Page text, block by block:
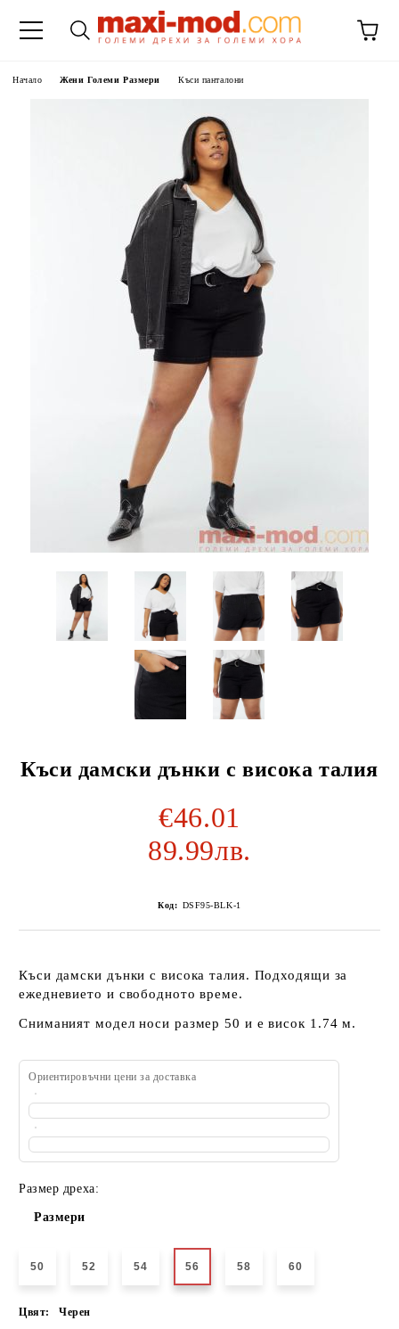
Начало Жени Големи Размери Къси панталони
Къси дамски дънки с висока талия
€46.01
89.99лв.
Код: DSF95-BLK-1
Къси дамски дънки с висока талия. Подходящи за
ежедневието и свободното време.
Сниманият модел носи размер 50 и е висок 1.74 м.
Ориентировъчни цени за доставка
Размер дреха:
Размери
50 52 54 56 58 60
Цвят: Черен